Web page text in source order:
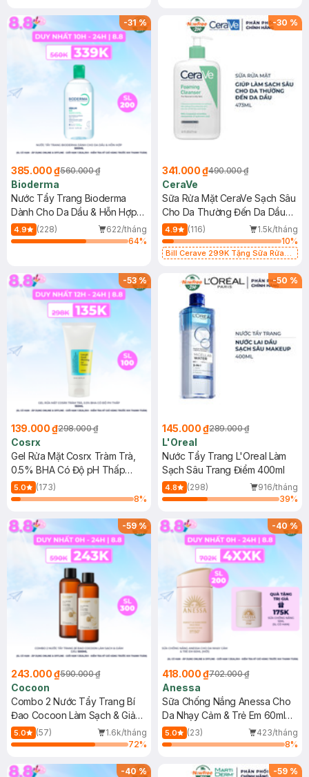
-31%
385.000 ₫560.000 ₫
Bioderma
Nước Tẩy Trang Bioderma
Dành Cho Da Dầu & Hỗn Hợp
500ml
4.9 (228)
622/tháng
64%
-30 %
341.000 ₫490.000 ₫
CeraVe
Sữa Rửa Mặt CeraVe Sạch Sâu
Cho Da Thường Đến Da Dầu
473ml
4.9 (116)
1.5k/tháng
10%
Bill Cerave 299K Tặng Sữa Rửa
-53%
139.000 ₫298.000 ₫
Cosrx
Gel Rửa Mặt Cosrx Tràm Trà,
0.5% BHA Có Độ pH Thấp
150ml
5.0
(173)
8%
-50 %
145.000 ₫289.000 ₫
L'Oreal
Nước Tẩy Trang L'Oreal Làm
Sạch Sâu Trang Điểm 400ml
4.8 (298)
916/tháng
39%
-59%
243.000 ₫590.000 ₫
Cocoon
Combo 2 Nước Tẩy Trang Bí
Đao Cocoon Làm Sạch & Giảm
Dầu 500ml
5.0 (57)
1.6k/tháng
72%
-40%
418.000 ₫702.000 ₫
Anessa
Sữa Chống Nắng Anessa Cho
Da Nhạy Cảm & Trẻ Em 60ml
(Mới)
5.0 (23)
423/tháng
8%
-40% -59 %